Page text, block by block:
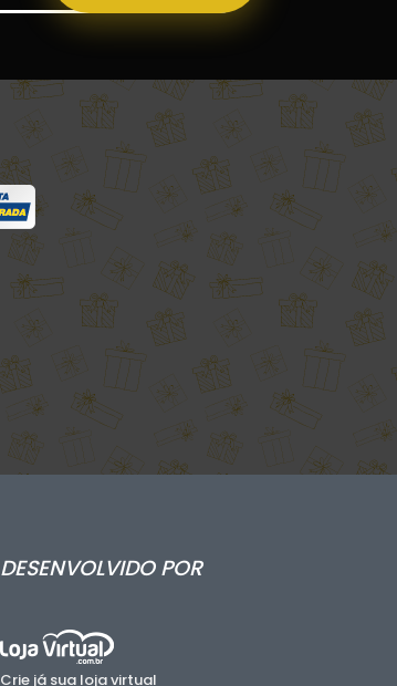
DESENVOLVIDO POR
Crie já sua loja virtual